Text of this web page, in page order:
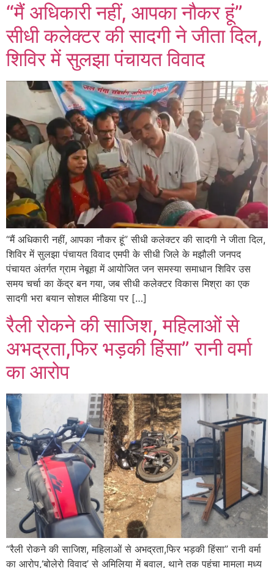
“मैं अधिकारी नहीं, आपका नौकर हूं”
सीधी कलेक्टर की सादगी ने जीता दिल,
शिविर में सुलझा पंचायत विवाद
“मैं अधिकारी नहीं, आपका नौकर हूं” सीधी कलेक्टर की सादगी ने जीता दिल,
शिविर में सुलझा पंचायत विवाद एमपी के सीधी जिले के मझौली जनपद
पंचायत अंतर्गत ग्राम नेबूहा में आयोजित जन समस्या समाधान शिविर उस
समय चर्चा का केंद्र बन गया, जब सीधी कलेक्टर विकास मिश्रा का एक
सादगी भरा बयान सोशल मीडिया पर […]
रैली रोकने की साजिश, महिलाओं से
अभद्रता,फिर भड़की हिंसा” रानी वर्मा
का आरोप
“रैली रोकने की साजिश, महिलाओं से अभद्रता,फिर भड़की हिंसा” रानी वर्मा
का आरोप,‘बोलेरो विवाद’ से अमिलिया में बवाल, थाने तक पहुंचा मामला मध्य